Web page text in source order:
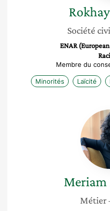
Société
ENAR
Membre du
Minorités Laïcité
Meriam
Métier